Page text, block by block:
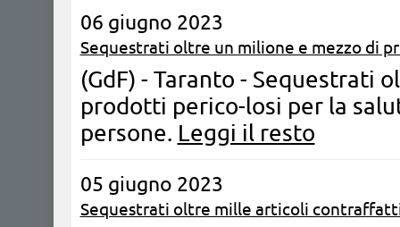
06 giugno 2023
Sequestrati oltre un milione e mezzo di
(GdF) - Taranto - Sequestrati
prodotti perico-losi per la
persone. Leggi il resto
05 giugno 2023
Sequestrati oltre mille articoli